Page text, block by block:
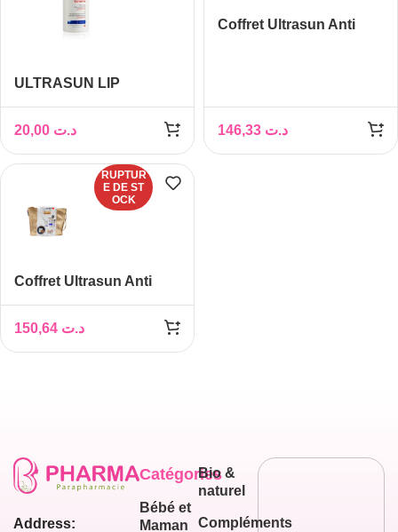
ULTRASUN LIP
4.8G
د.ت
Coffret Ultrasun Anti
50%
د.ت
RUPTUR
E DE ST
OCK
Coffret Ultrasun Anti
Ultrasun Glimmer
SPF30+ -50% + Ultrasun
د.ت
Address:
Catégories
Bébé et
Maman
Bio &
naturel
Compléments